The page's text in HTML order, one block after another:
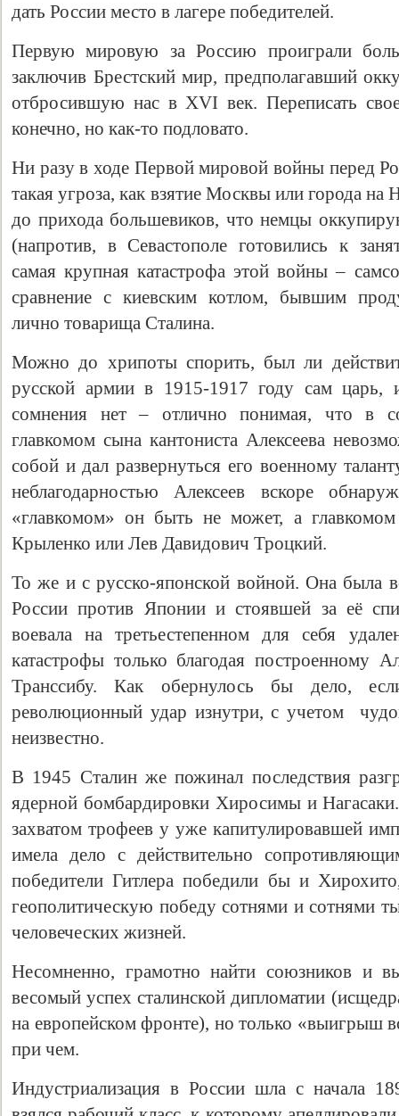
дать России место в лагере победителей.
Первую мировую за Россию проиграли
заключив Брестский мир, предполагавший
отбросившую нас в XVI век. Переписать
конечно, но как-то подловато.
Ни разу в ходе Первой мировой войны перед
такая угроза, как взятие Москвы или города на
до прихода большевиков, что немцы
(напротив, в Севастополе готовились к
самая крупная катастрофа этой войны –
сравнение с киевским котлом, бывшим
лично товарища Сталина.
Можно до хрипоты спорить, был ли
русской армии в 1915-1917 году сам царь,
сомнения нет – отлично понимая, что в
главкомом сына кантониста Алексеева
собой и дал развернуться его военному
неблагодарностью Алексеев вскоре
«главкомом» он быть не может, а
Крыленко или Лев Давидович Троцкий.
То же и с русско-японской войной. Она была
России против Японии и стоявшей за её
воевала на третьестепенном для себя
катастрофы только благодая построенному
Транссибу. Как обернулось бы дело,
революционный удар изнутри, с учетом
неизвестно.
В 1945 Сталин же пожинал последствия
ядерной бомбардировки Хиросимы и
захватом трофеев у уже капитулировавшей
имела дело с действительно
победители Гитлера победили бы и
геополитическую победу сотнями и сотнями
человеческих жизней.
Несомненно, грамотно найти союзников и
весомый успех сталинской дипломатии
на европейском фронте), но только «выигрыш
при чем.
Индустриализация в России шла с начала